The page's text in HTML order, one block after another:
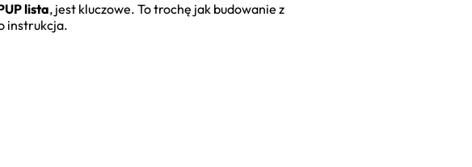
lista, jest kluczowe. To trochę jak budowanie z
instrukcja.